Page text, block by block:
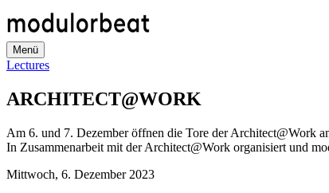
zum
Inhalt
Menü
Lectures
ARCHITECT@WORK
Am 6. und 7. Dezember öffnen die Tore der Architect@Work
In Zusammenarbeit mit der Architect@Work organisiert und
Mittwoch, 6. Dezember 2023